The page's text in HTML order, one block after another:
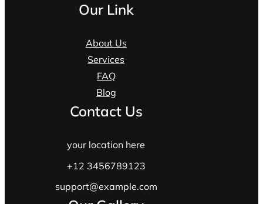
Our Link
About Us
Services
FAQ
Blog
Contact Us
your location here
+12 3456789123
support@example.com